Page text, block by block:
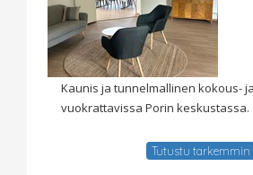
Kaunis ja tunnelmallinen kokous-
vuokrattavissa Porin keskustassa.
Tutustu tarkemmin